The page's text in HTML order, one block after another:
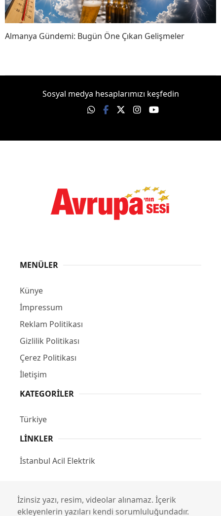
Almanya Gündemi: Bugün Öne Çıkan Gelişmeler
Sosyal medya hesaplarımızı keşfedin
MENÜLER
Künye
İmpressum
Reklam Politikası
Gizlilik Politikası
Çerez Politikası
İletişim
KATEGORILER
Türkiye
LINKLER
İstanbul Acil Elektrik
İzinsiz yazı, resim, videolar alınamaz. İçerik
ekleyenlerin yazıları kendi sorumluluğundadır.